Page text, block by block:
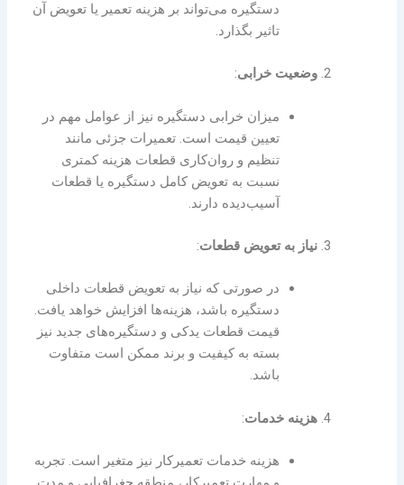
دستگیره می‌تواند بر هزینه تعمیر یا تعویض آن
تاثیر بگذارد.
وضعیت خرابی:
میزان خرابی دستگیره نیز از عوامل مهم در
تعیین قیمت است. تعمیرات جزئی مانند
تنظیم و روان‌کاری قطعات هزینه کمتری
نسبت به تعویض کامل دستگیره یا قطعات
آسیب‌دیده دارند.
نیاز به تعویض قطعات:
در صورتی که نیاز به تعویض قطعات داخلی
دستگیره باشد، هزینه‌ها افزایش خواهد یافت.
قیمت قطعات یدکی و دستگیره‌های جدید نیز
بسته به کیفیت و برند ممکن است متفاوت
باشد.
هزینه خدمات:
هزینه خدمات تعمیرکار نیز متغیر است. تجربه